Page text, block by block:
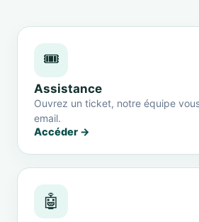
🎟️
Assistance
Ouvrez un ticket, notre équipe
email.
Accéder →
🤖